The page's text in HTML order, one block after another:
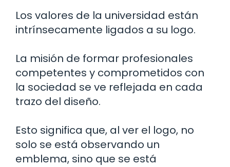
Los valores de la universidad están
intrínsecamente ligados a su logo.
La misión de formar profesionales
competentes y comprometidos con
la sociedad se ve reflejada en cada
trazo del diseño.
Esto significa que, al ver el logo, no
solo se está observando un
emblema, sino que se está